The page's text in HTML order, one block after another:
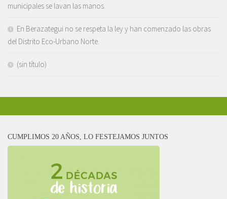
municipales se lavan las manos.
En Berazategui no se respeta la ley y han comenzado las obras
del Distrito Eco-Urbano Norte.
(sin título)
CUMPLIMOS 20 AÑOS, LO FESTEJAMOS JUNTOS